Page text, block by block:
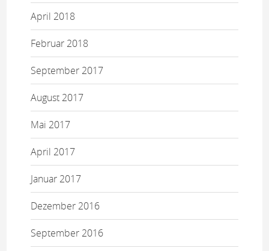
April 2018
Februar 2018
September 2017
August 2017
Mai 2017
April 2017
Januar 2017
Dezember 2016
September 2016